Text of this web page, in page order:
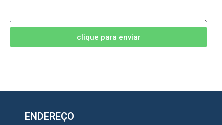
clique para enviar
ENDEREÇO